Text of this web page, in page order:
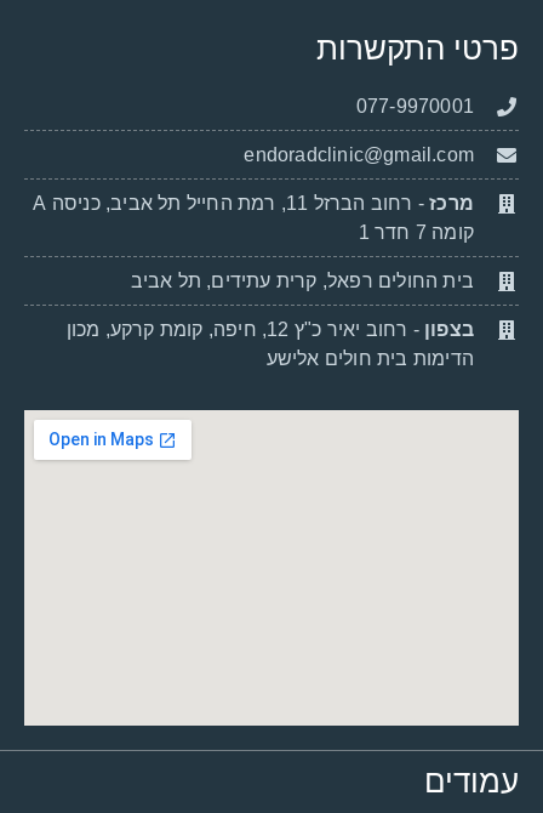
פרטי התקשרות
077-9970001
endoradclinic@gmail.com
מרכז
- רחוב הברזל 11, רמת החייל תל אביב, כניסה A
קומה 7 חדר 1
בית החולים רפאל, קרית עתידים, תל אביב
בצפון
- רחוב יאיר כ"ץ 12, חיפה, קומת קרקע, מכון
הדימות בית חולים אלישע
עמודים